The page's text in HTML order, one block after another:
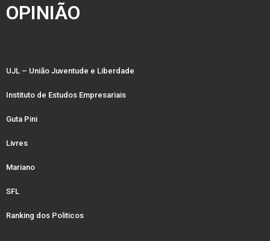
OPINIÃO
UJL – União Juventude e Liberdade
Instituto de Estudos Empresariais
Guta Pini
Livres
Mariano
SFL
Ranking dos Politicos